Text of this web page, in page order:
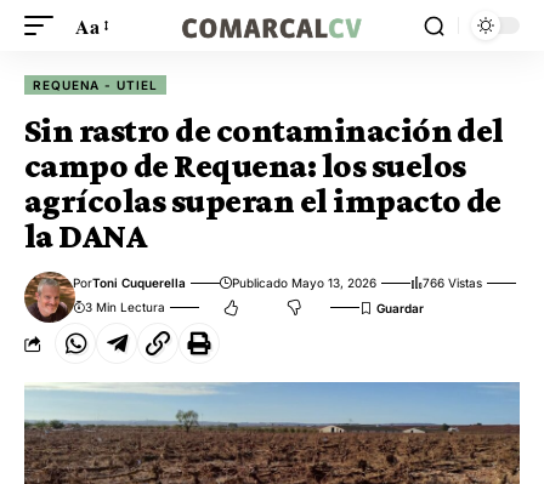
Aa
REQUENA - UTIEL
Sin rastro de contaminación del
campo de Requena: los suelos
agrícolas superan el impacto de
la DANA
PorToni Cuquerella Publicado Mayo 13, 2026
766 Vistas
3 Min Lectura